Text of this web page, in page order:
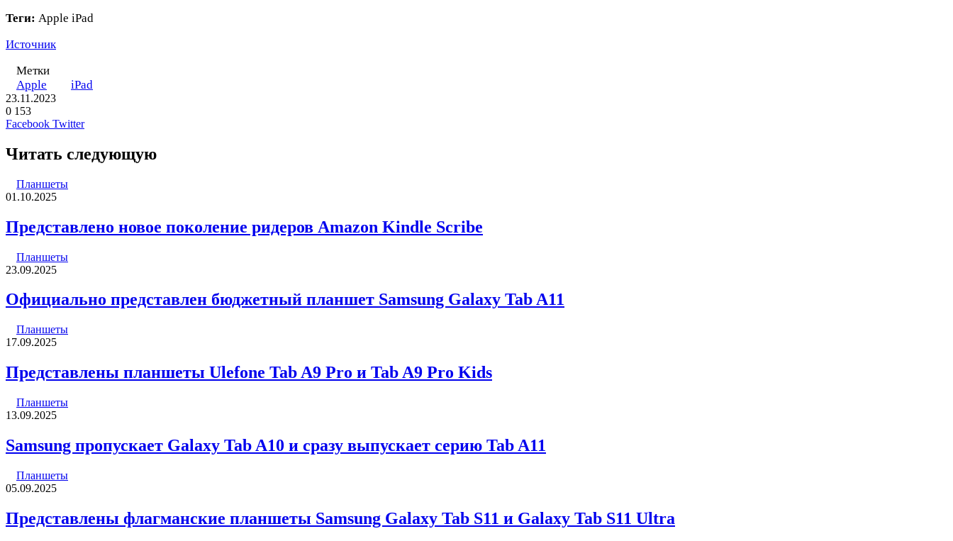
Теги: Apple iPad
Источник
Метки
Apple
iPad
23.11.2023
0 153
Facebook TwitterLinkedIn
Pinterest
Вконтакте
Одноклассники
Skype
WhatsApp
Telegram
Viber
Читать следующую
Планшеты
01.10.2025
Представлено новое поколение ридеров Amazon Kindle Scribe
Планшеты
23.09.2025
Официально представлен бюджетный планшет Samsung Galaxy Tab A11
Планшеты
17.09.2025
Представлены планшеты Ulefone Tab A9 Pro и Tab A9 Pro Kids
Планшеты
13.09.2025
Samsung пропускает Galaxy Tab A10 и сразу выпускает серию Tab A11
Планшеты
05.09.2025
Представлены флагманские планшеты Samsung Galaxy Tab S11 и Galaxy Tab S11 Ultra